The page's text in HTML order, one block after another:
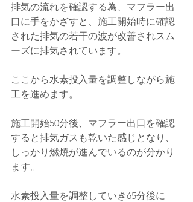
排気の流れを確認する為、マフラー出
口に手をかざすと、施工開始時に確認
された排気の若干の波が改善されスム
ーズに排気されています。
ここから水素投入量を調整しながら施
工を進めます。
施工開始50分後、マフラー出口を確認
すると排気ガスも乾いた感じとなり、
しっかり燃焼が進んでいるのが分かり
ます。
水素投入量を調整していき65分後に